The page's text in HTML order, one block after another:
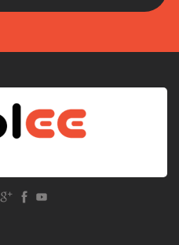
for an Infant — and Is